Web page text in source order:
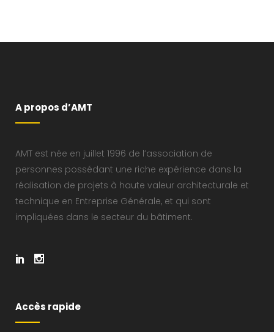
A propos d’AMT
AMT est née en juillet 1996 de l’association de
personnes possédant une riche expérience dans la
réalisation de projets à haute valeur architecturale et
technique en Entreprise Générale, et qui sont
impliquées dans le secteur du bâtiment.
Accès rapide